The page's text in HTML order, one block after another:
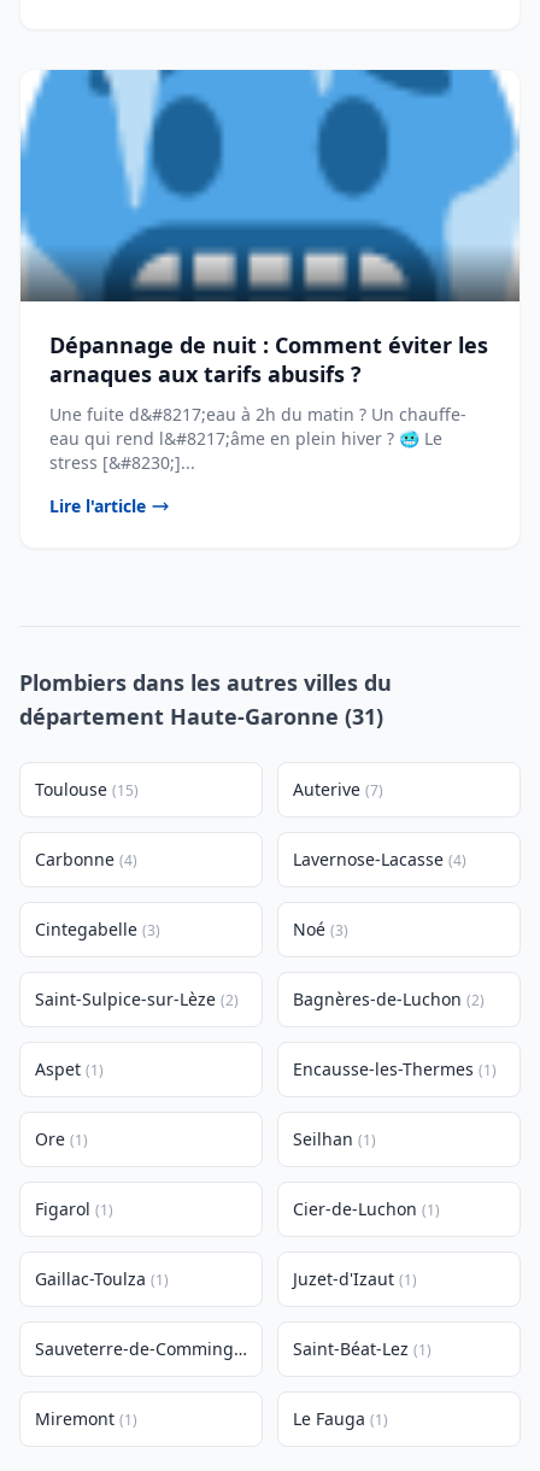
Dépannage de nuit : Comment éviter les
arnaques aux tarifs abusifs ?
Une fuite d&#8217;eau à 2h du matin ? Un chauffe-
eau qui rend l&#8217;âme en plein hiver ? 🥶 Le
stress [&#8230;]...
Lire l'article
Plombiers dans les autres villes du
département Haute-Garonne (31)
Toulouse (15) Auterive (7)
Carbonne (4) Lavernose-Lacasse (4)
Cintegabelle (3) Noé (3)
Saint-Sulpice-sur-Lèze (2) Bagnères-de-Luchon (2)
Aspet (1) Encausse-les-Thermes (1)
Ore (1) Seilhan (1)
Figarol (1) Cier-de-Luchon (1)
Gaillac-Toulza (1) Juzet-d'Izaut (1)
Sauveterre-de-Comminges Saint-Béat-Lez (1)
Miremont (1) Le Fauga (1)